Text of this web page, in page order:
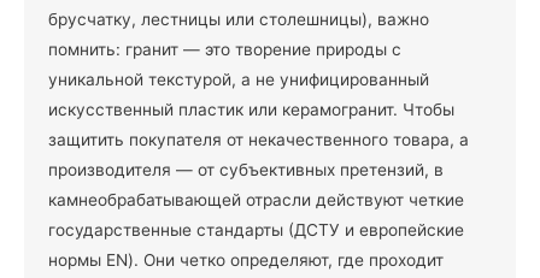
брусчатку, лестницы или столешницы), важно
помнить: гранит — это творение природы с
уникальной текстурой, а не унифицированный
искусственный пластик или керамогранит. Чтобы
защитить покупателя от некачественного товара, а
производителя — от субъективных претензий, в
камнеобрабатывающей отрасли действуют четкие
государственные стандарты (ДСТУ и европейские
нормы EN). Они четко определяют, где проходит